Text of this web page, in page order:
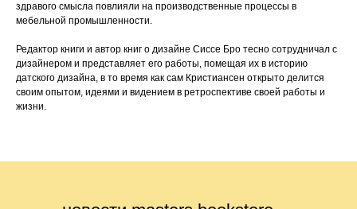
здравого смысла повлияли на производственные процессы в
мебельной промышленности.
Редактор книги и автор книг о дизайне Сиссе Бро тесно сотрудничал с
дизайнером и представляет его работы, помещая их в историю
датского дизайна, в то время как сам Кристиансен открыто делится
своим опытом, идеями и видением в ретроспективе своей работы и
жизни.